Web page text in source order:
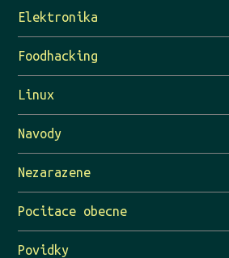
Elektronika
Foodhacking
Linux
Navody
Nezarazene
Pocitace obecne
Povidky